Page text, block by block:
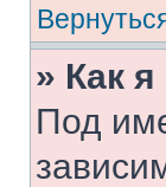
» Как
Под